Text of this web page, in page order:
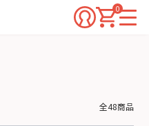
0
全48商品